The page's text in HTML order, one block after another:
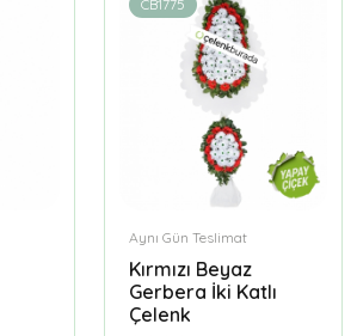
CB1775
Aynı Gün Teslimat
Kırmızı Beyaz
Gerbera İki Katlı
Çelenk